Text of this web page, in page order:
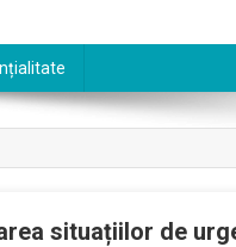
situațiilor de